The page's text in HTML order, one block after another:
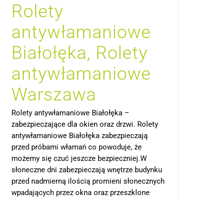
Rolety
antywłamaniowe
Białołęka, Rolety
antywłamaniowe
Warszawa
Rolety antywłamaniowe Białołęka –
zabezpieczające dla okien oraz drzwi. Rolety
antywłamaniowe Białołęka zabezpieczają
przed próbami włamań co powoduje, że
możemy się czuć jeszcze bezpieczniej.W
słoneczne dni zabezpieczają wnętrze budynku
przed nadmierną ilością promieni słonecznych
wpadających przez okna oraz przeszklone